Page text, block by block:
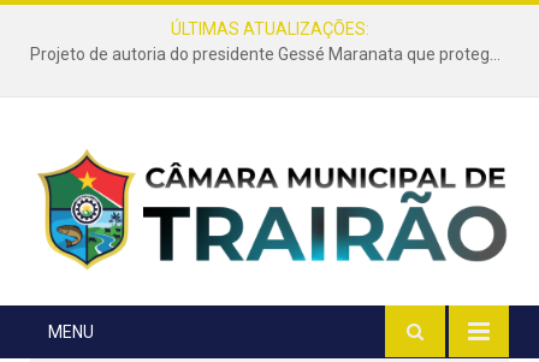
ÚLTIMAS ATUALIZAÇÕES:
Projeto de autoria do presidente Gessé Maranata que protege as estradas vicinais de Trairão é transformado em lei
MENU